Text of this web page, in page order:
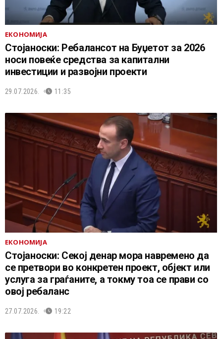
ЕКОНОМИЈА
Стојаноски: Ребалансот на Буџетот за 2026
носи повеќе средства за капитални
инвестиции и развојни проекти
29.07.2026. 11:35
ЕКОНОМИЈА
Стојаноски: Секој денар мора навремено да
се претвори во конкретен проект, објект или
услуга за граѓаните, а токму тоа се прави со
овој ребаланс
27.07.2026. 19:22